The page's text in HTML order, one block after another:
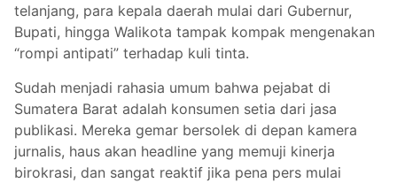
telanjang, para kepala daerah mulai dari Gubernur,
Bupati, hingga Walikota tampak kompak mengenakan
“rompi antipati” terhadap kuli tinta.
Sudah menjadi rahasia umum bahwa pejabat di
Sumatera Barat adalah konsumen setia dari jasa
publikasi. Mereka gemar bersolek di depan kamera
jurnalis, haus akan headline yang memuji kinerja
birokrasi, dan sangat reaktif jika pena pers mulai